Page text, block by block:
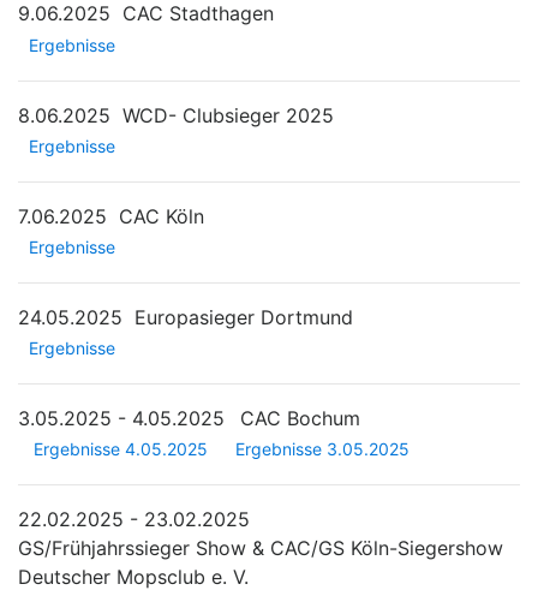
9.06.2025 CAC Stadthagen
Ergebnisse
8.06.2025 WCD- Clubsieger 2025
Ergebnisse
7.06.2025 CAC Köln
Ergebnisse
24.05.2025 Europasieger Dortmund
Ergebnisse
3.05.2025 - 4.05.2025 CAC Bochum
Ergebnisse 4.05.2025 Ergebnisse 3.05.2025
22.02.2025 - 23.02.2025
GS/Frühjahrssieger Show & CAC/GS Köln-Siegershow
Deutscher Mopsclub e. V.